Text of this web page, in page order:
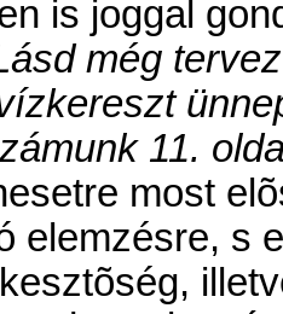
is joggal
még
11.
most
elemzésre, s